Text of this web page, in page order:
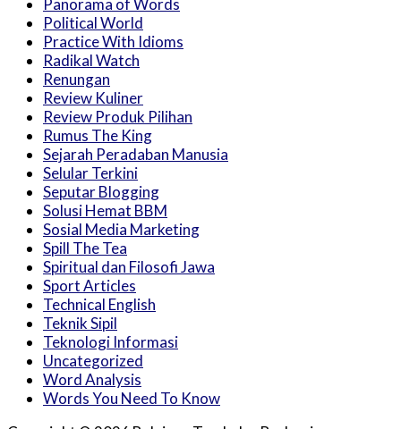
Panorama of Words
Political World
Practice With Idioms
Radikal Watch
Renungan
Review Kuliner
Review Produk Pilihan
Rumus The King
Sejarah Peradaban Manusia
Selular Terkini
Seputar Blogging
Solusi Hemat BBM
Sosial Media Marketing
Spill The Tea
Spiritual dan Filosofi Jawa
Sport Articles
Technical English
Teknik Sipil
Teknologi Informasi
Uncategorized
Word Analysis
Words You Need To Know